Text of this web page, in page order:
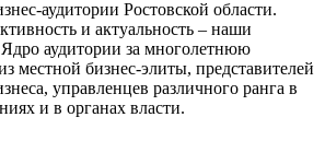
аудитории Ростовской области.
и актуальность – наши
аудитории за многолетнюю
местной бизнес-элиты, представителей
управленцев различного ранга в
и в органах власти.